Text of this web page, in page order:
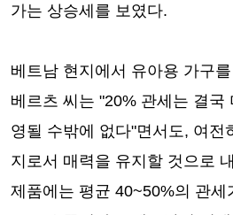
가는 상승세를 보였다.
베트남 현지에서 유아용 가구
베르츠 씨는 "20% 관세는 결국
영될 수밖에 없다"면서도, 여전
지로서 매력을 유지할 것으로
제품에는 평균 40~50%의 관세